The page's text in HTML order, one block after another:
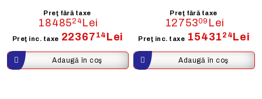
Preţ fără taxe
1848524Lei
Preţ inc. taxe 22367 14 Lei
Preţ fără taxe
1275309 Lei
Preţ inc. taxe 15431 24Lei